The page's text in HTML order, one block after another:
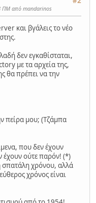
ΠΜ από mandarinos
και βγάλεις το νέο
δεν εγκαθίσταται,
με τα αρχεία της,
θα πρέπει να την
πείρα μου; (Τζάμπα
που δεν έχουν
έχουν ούτε παρόν! (*)
σπατάλη χρόνου, αλλά
χρόνος είναι